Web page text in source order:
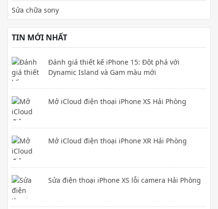
Sửa chữa sony
TIN MỚI NHẤT
Đánh giá thiết kế iPhone 15: Đột phá với
Dynamic Island và Gam màu mới
Mở iCloud điện thoại iPhone XS Hải Phòng
Mở iCloud điện thoại iPhone XR Hải Phòng
Sửa điện thoại iPhone XS lỗi camera Hải Phòng